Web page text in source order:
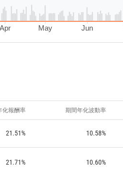
Apr May Jun
化報酬率 期間年化波動率
21.51% 10.58%
21.71% 10.60%